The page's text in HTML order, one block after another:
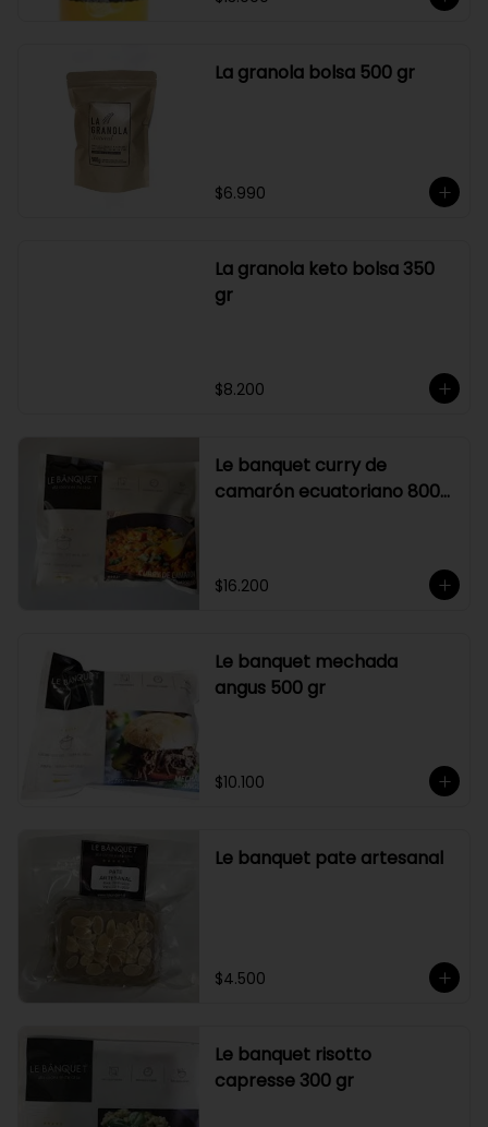
Características:
duración es de 12 meses a partir de
La granola bolsa 500 gr
$6.990
La granola keto bolsa 350
gr
$8.200
Le banquet curry de
camarón ecuatoriano 800
$16.200
Le banquet mechada
angus 500 gr
$10.100
Le banquet pate artesanal
$4.500
Le banquet risotto
capresse 300 gr